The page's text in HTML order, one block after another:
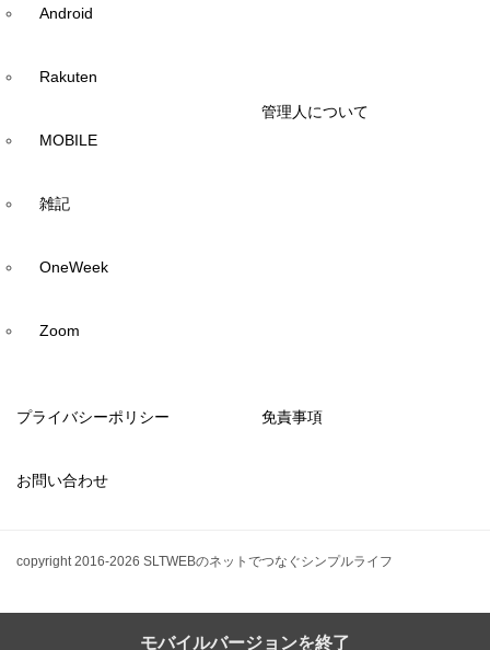
Android
Rakuten
MOBILE
雑記
OneWeek
Zoom
管理人について
プライバシーポリシー 免責事項
お問い合わせ
copyright 2016-2026 SLTWEBのネットでつなぐシンプルライフ
モバイルバージョンを終了